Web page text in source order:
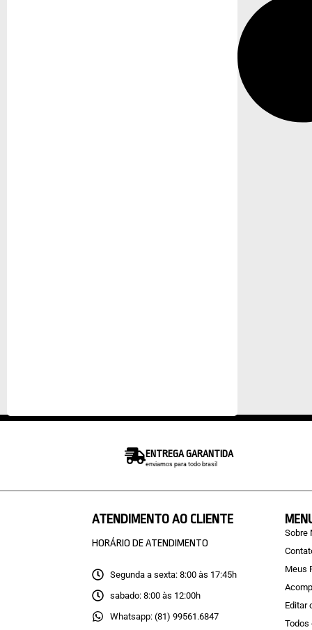
ENTREGA GARANTIDA
enviamos para todo brasil
ATENDIMENTO AO CLIENTE
HORÁRIO DE ATENDIMENTO
Segunda a sexta: 8:00 às 17:45h
sabado: 8:00 às 12:00h
Whatsapp: (81) 99561.6847
Sobre
Meus
Editar
Todos